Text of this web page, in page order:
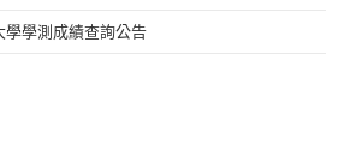
學學測成績查詢公告